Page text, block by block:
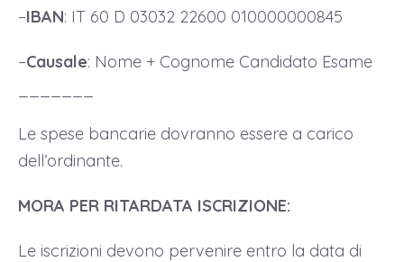
–IBAN: IT 60 D 03032 22600 010000000845
–Causale: Nome + Cognome Candidato Esame
Le spese bancarie dovranno essere a carico
dell’ordinante.
MORA PER RITARDATA ISCRIZIONE:
Le iscrizioni devono pervenire entro la data di